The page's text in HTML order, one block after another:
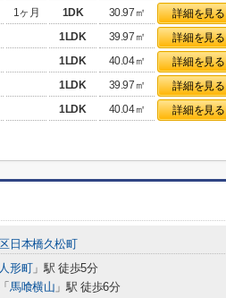
1ヶ月 1DK 30.97㎡ 詳細を見る
1LDK 39.97㎡ 詳細を見る
1LDK 40.04㎡ 詳細を見る
1LDK 39.97㎡ 詳細を見る
1LDK 40.04㎡ 詳細を見る
日本橋久松町
人形町」駅 徒歩5分
「 馬喰横山 」駅 徒歩6分